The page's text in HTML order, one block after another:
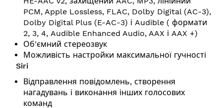
PCM, Apple Lossless, FLAC, Dolby Digital (AC-3),
Dolby Digital Plus (E-AC-3) і Audible ( формати
2, 3, 4, Audible Enhanced Audio, AAX і AAX +)
Об'ємний стереозвук
Можливість настройки максимальної гучності
Siri
Відправлення повідомлень, створення
нагадувань і виконання інших голосових
команд